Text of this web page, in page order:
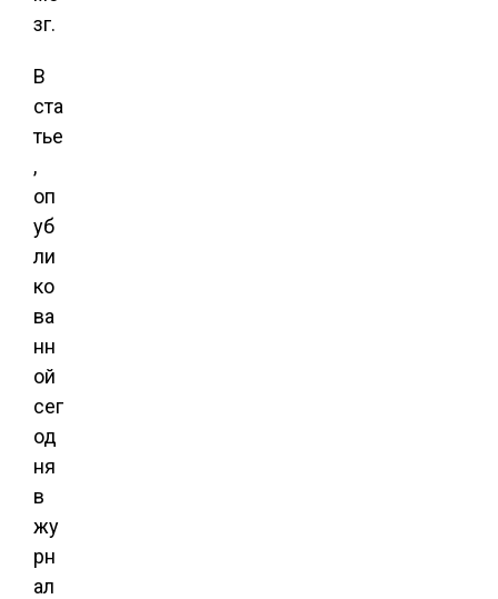
зг.
В
ста
тье
,
оп
уб
ли
ко
ва
нн
ой
сег
од
ня
в
жу
рн
ал